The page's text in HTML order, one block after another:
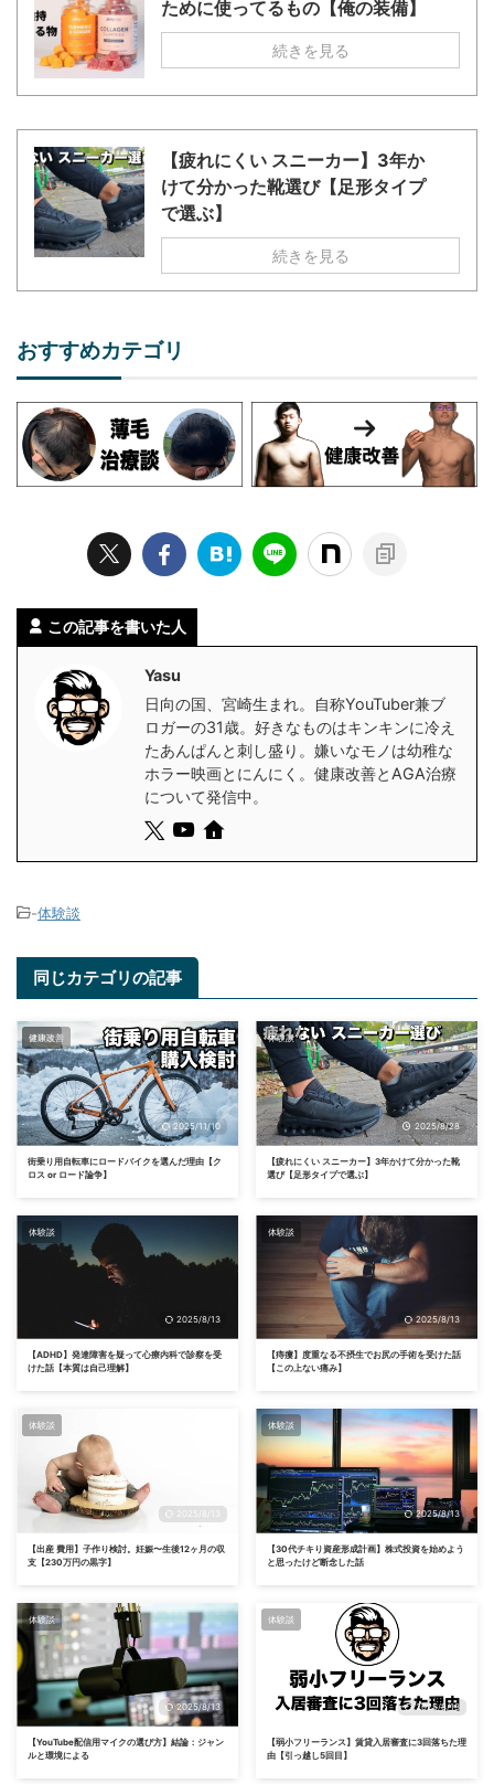
ために使ってるもの【俺の装備】
続きを見る
【疲れにくい スニーカー】3年か
けて分かった靴選び【足形タイプ
で選ぶ】
続きを見る
おすすめカテゴリ
この記事を書いた人
Yasu
日向の国、宮崎生まれ。自称YouTuber兼ブ
ロガーの31歳。好きなものはキンキンに冷え
たあんぱんと刺し盛り。嫌いなモノは幼稚な
ホラー映画とにんにく。健康改善とAGA治療
について発信中。
-体験談
同じカテゴリの記事
体験談
健康改善
2025/11/10
街乗り用自転車にロードバイクを選んだ理由【ク
ロス or ロード論争】
体験談
2025/8/28
【疲れにくい スニーカー】3年かけて分かった靴
選び【足形タイプで選ぶ】
体験談
2025/8/13
【ADHD】発達障害を疑って心療内科で診察を受
けた話【本質は自己理解】
体験談
2025/8/13
【痔瘻】度重なる不摂生でお尻の手術を受けた話
【この上ない痛み】
体験談
【出産 費用】子作り検討。妊娠〜生後12ヶ月の収
支【230万円の黒字】
体験談
2025/8/13
【30代チキり資産形成計画】株式投資を始めよう
と思ったけど断念した話
体験談
2025/8/13
【YouTube配信用マイクの選び方】結論：ジャン
ルと環境による
体験談
2025/8/13
【弱小フリーランス】賃貸入居審査に3回落ちた理
由【引っ越し5回目】